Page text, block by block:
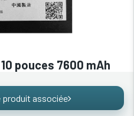
pouces 7600 mAh
produit associée